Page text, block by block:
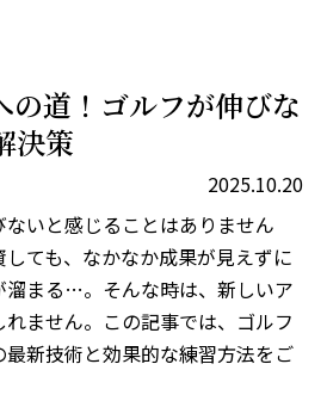
の道！ゴルフが伸びな
決策
2025.10.20
いと感じることはありません
ても、なかなか成果が見えずに
溜まる…。そんな時は、新しいア
ません。この記事では、ゴルフ
新技術と効果的な練習方法をご